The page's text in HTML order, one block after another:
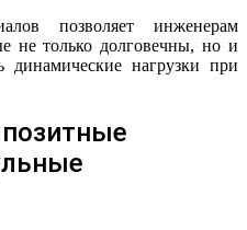
позволяет инженерам
не только долговечны, но и
нагрузки при